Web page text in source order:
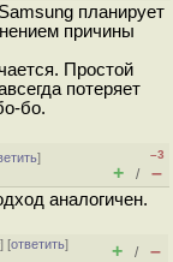
планирует
причины
Простой
потеряет
бо.
]
–3
+ / –
аналогичен.
] [ответить]
+ / –